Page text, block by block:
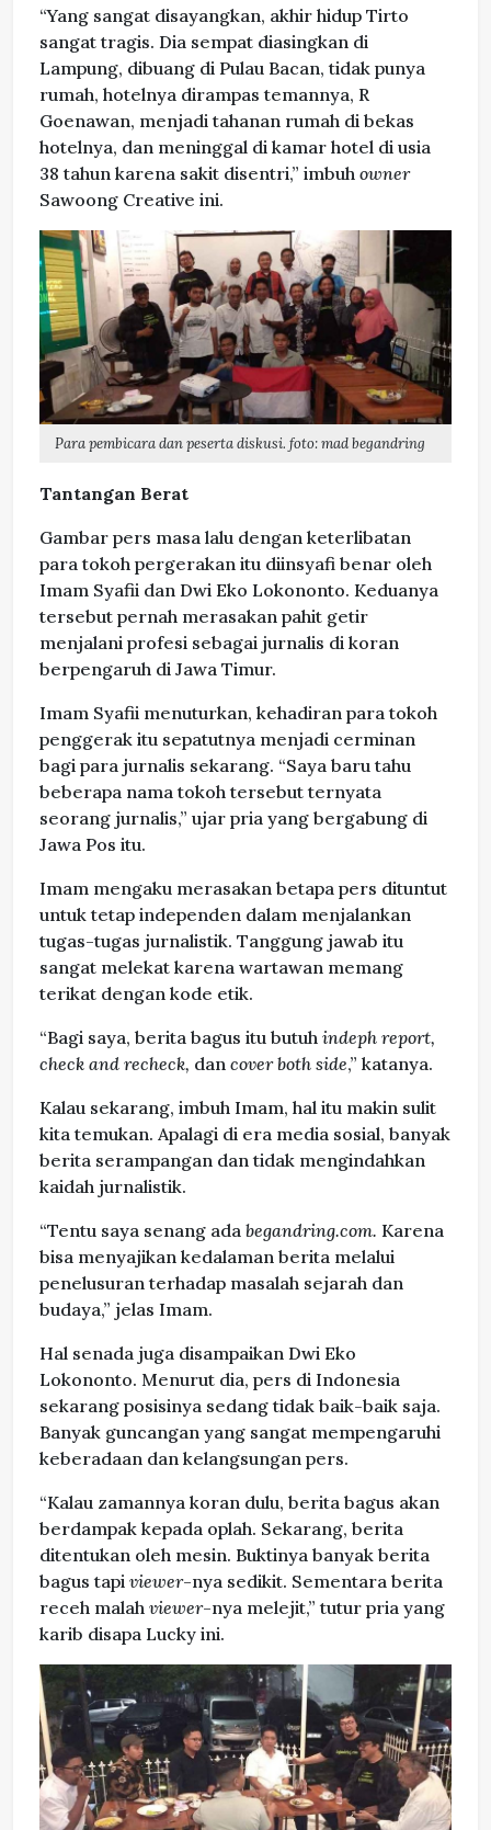
“Yang sangat disayangkan, akhir hidup Tirto
sangat tragis. Dia sempat diasingkan di
Lampung, dibuang di Pulau Bacan, tidak punya
rumah, hotelnya dirampas temannya, R
Goenawan, menjadi tahanan rumah di bekas
hotelnya, dan meninggal di kamar hotel di usia
38 tahun karena sakit disentri,” imbuh owner
Sawoong Creative ini.
Para pembicara dan peserta diskusi. foto: mad begandring
Tantangan Berat
Gambar pers masa lalu dengan keterlibatan
para tokoh pergerakan itu diinsyafi benar oleh
Imam Syafii dan Dwi Eko Lokononto. Keduanya
tersebut pernah merasakan pahit getir
menjalani profesi sebagai jurnalis di koran
berpengaruh di Jawa Timur.
Imam Syafii menuturkan, kehadiran para tokoh
penggerak itu sepatutnya menjadi cerminan
bagi para jurnalis sekarang. “Saya baru tahu
beberapa nama tokoh tersebut ternyata
seorang jurnalis,” ujar pria yang bergabung di
Jawa Pos itu.
Imam mengaku merasakan betapa pers dituntut
untuk tetap independen dalam menjalankan
tugas-tugas jurnalistik. Tanggung jawab itu
sangat melekat karena wartawan memang
terikat dengan kode etik.
“Bagi saya, berita bagus itu butuh indeph report,
check and recheck, dan cover both side,” katanya.
Kalau sekarang, imbuh Imam, hal itu makin sulit
kita temukan. Apalagi di era media sosial, banyak
berita serampangan dan tidak mengindahkan
kaidah jurnalistik.
“Tentu saya senang ada begandring.com. Karena
bisa menyajikan kedalaman berita melalui
penelusuran terhadap masalah sejarah dan
budaya,” jelas Imam.
Hal senada juga disampaikan Dwi Eko
Lokononto. Menurut dia, pers di Indonesia
sekarang posisinya sedang tidak baik-baik saja.
Banyak guncangan yang sangat mempengaruhi
keberadaan dan kelangsungan pers.
“Kalau zamannya koran dulu, berita bagus akan
berdampak kepada oplah. Sekarang, berita
ditentukan oleh mesin. Buktinya banyak berita
bagus tapi viewer-nya sedikit. Sementara berita
receh malah viewer-nya melejit,” tutur pria yang
karib disapa Lucky ini.